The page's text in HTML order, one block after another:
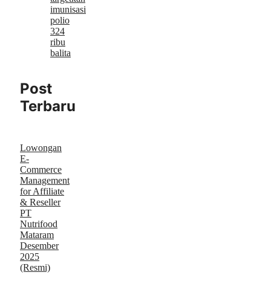
imunisasi
polio
324
ribu
balita
Post
Terbaru
Lowongan
E-
Commerce
Management
for Affiliate
& Reseller
PT
Nutrifood
Mataram
Desember
2025
(Resmi)